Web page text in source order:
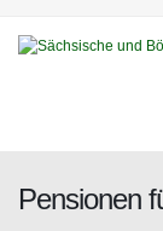
Pensionen